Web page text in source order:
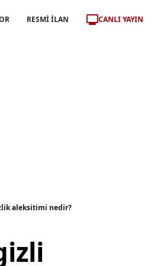
RESMİ İLAN CANLI YAYIN
aleksitimi nedir?